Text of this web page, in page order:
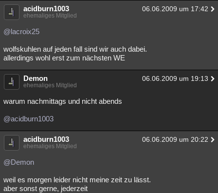
acidburn1003 06.06.2009 um 17:42
ehemaliges Mitglied
@lacroix25
wolfskuhlen auf jeden fall sind wir auch dabei.
allerdings wohl erst zum nächsten WE
Demon 06.06.2009 um 19:13
ehemaliges Mitglied
warum nachmittags und nicht abends
@acidburn1003
acidburn1003 06.06.2009 um 20:22
ehemaliges Mitglied
@Demon
weil es morgen leider nicht meine zeit zu lässt.
aber sonst gerne, jederzeit